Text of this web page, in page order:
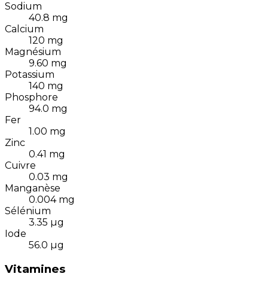
Sodium
40.8 mg
Calcium
120 mg
Magnésium
9.60 mg
Potassium
140 mg
Phosphore
94.0 mg
Fer
1.00 mg
Zinc
0.41 mg
Cuivre
0.03 mg
Manganèse
0.004 mg
Sélénium
3.35 µg
Iode
56.0 µg
Vitamines